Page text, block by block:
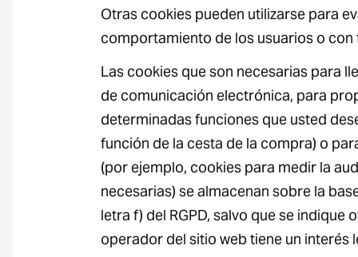
Otras cookies pueden utilizarse para
comportamiento de los usuarios o
Las cookies que son necesarias para
de comunicación electrónica, para
determinadas funciones que usted
función de la cesta de la compra) o
(por ejemplo, cookies para medir la
necesarias) se almacenan sobre la
letra f) del RGPD, salvo que se indique
operador del sitio web tiene un interés